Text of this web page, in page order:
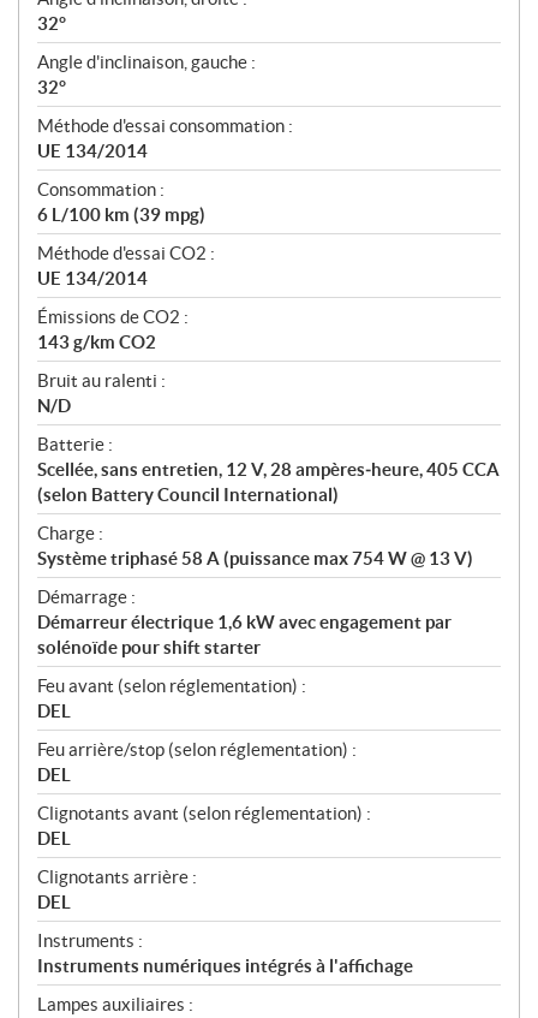
32°
Angle d'inclinaison, gauche :
32°
Méthode d'essai consommation :
UE 134/2014
Consommation :
6 L/100 km (39 mpg)
Méthode d'essai CO2 :
UE 134/2014
Émissions de CO2 :
143 g/km CO2
Bruit au ralenti :
N/D
Batterie :
Scellée, sans entretien, 12 V, 28 ampères‑heure, 405 CCA
(selon Battery Council International)
Charge :
Système triphasé 58 A (puissance max 754 W @ 13 V)
Démarrage :
Démarreur électrique 1,6 kW avec engagement par
solénoïde pour shift starter
Feu avant (selon réglementation) :
DEL
Feu arrière/stop (selon réglementation) :
DEL
Clignotants avant (selon réglementation) :
DEL
Clignotants arrière :
DEL
Instruments :
Instruments numériques intégrés à l'affichage
Lampes auxiliaires :